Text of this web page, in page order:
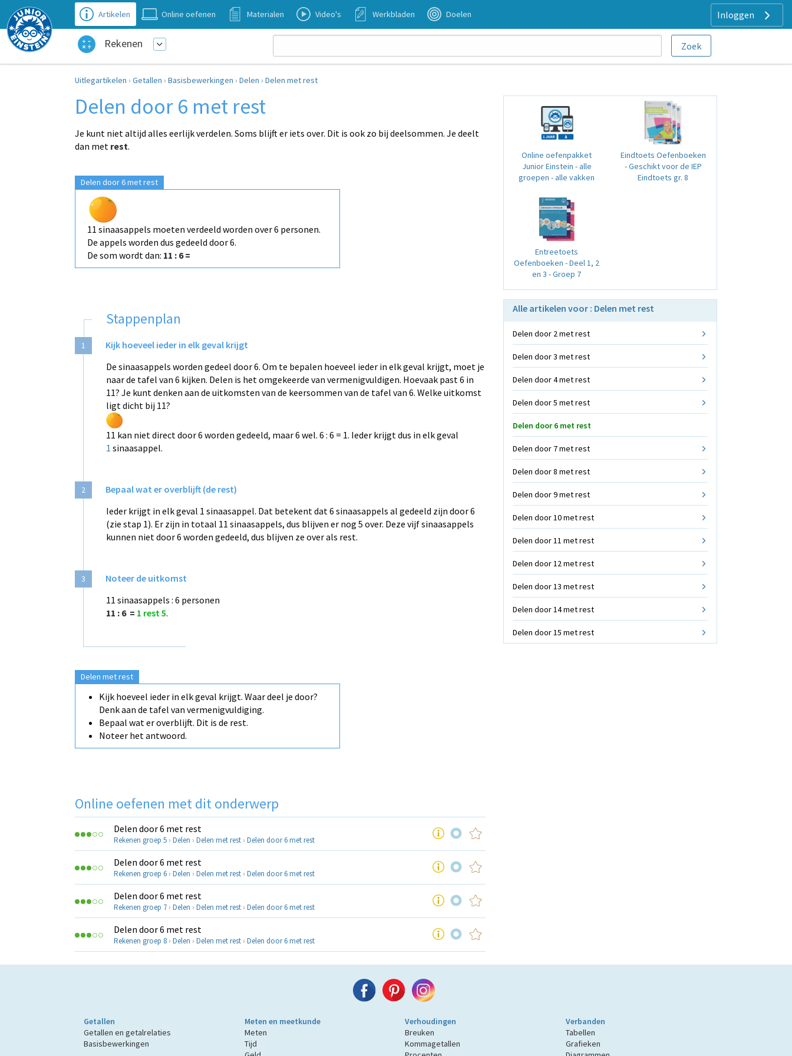
Inloggen
Artikelen Online oefenen Materialen Video's Werkbladen Doelen
Rekenen
Uitlegartikelen › Getallen › Basisbewerkingen › Delen › Delen met rest
Delen door 6 met rest
Je kunt niet altijd alles eerlijk verdelen. Soms blijft er iets over. Dit is ook zo bij deelsommen. Je deelt
dan met rest.
Delen door 6 met rest
11 sinaasappels moeten verdeeld worden over 6 personen.
De appels worden dus gedeeld door 6.
De som wordt dan: 11 : 6 =
Stappenplan
1
Kijk hoeveel ieder in elk geval krijgt
De sinaasappels worden gedeel door 6. Om te bepalen hoeveel ieder in elk geval krijgt, moet je
naar de tafel van 6 kijken. Delen is het omgekeerde van vermenigvuldigen. Hoevaak past 6 in
11? Je kunt denken aan de uitkomsten van de keersommen van de tafel van 6. Welke uitkomst
ligt dicht bij 11?
11 kan niet direct door 6 worden gedeeld, maar 6 wel. 6 : 6 = 1. Ieder krijgt dus in elk geval
1 sinaasappel.
2
Bepaal wat er overblijft (de rest)
Ieder krijgt in elk geval 1 sinaasappel. Dat betekent dat 6 sinaasappels al gedeeld zijn door 6
(zie stap 1). Er zijn in totaal 11 sinaasappels, dus blijven er nog 5 over. Deze vijf sinaasappels
kunnen niet door 6 worden gedeeld, dus blijven ze over als rest.
3
Noteer de uitkomst
11 sinaasappels : 6 personen
11 : 6 = 1 rest 5.
Delen met rest
Kijk hoeveel ieder in elk geval krijgt. Waar deel je door?
Denk aan de tafel van vermenigvuldiging.
Bepaal wat er overblijft. Dit is de rest.
Noteer het antwoord.
Online oefenen met dit onderwerp
Delen door 6 met rest
Rekenen groep 5 › Delen › Delen met rest › Delen door 6 met rest
Delen door 6 met rest
Rekenen groep 6 › Delen › Delen met rest › Delen door 6 met rest
Delen door 6 met rest
Rekenen groep 7 › Delen › Delen met rest › Delen door 6 met rest
Delen door 6 met rest
Rekenen groep 8 › Delen › Delen met rest › Delen door 6 met rest
Online oefenpakket
Junior Einstein - alle
groepen - alle vakken
Eindtoets Oefenboeken
- Geschikt voor de IEP
Eindtoets gr. 8
Entreetoets
Oefenboeken - Deel 1, 2
en 3 - Groep 7
Alle artikelen voor : Delen met rest
Delen door 2 met rest
Delen door 3 met rest
Delen door 4 met rest
Delen door 5 met rest
Delen door 6 met rest
Delen door 7 met rest
Delen door 8 met rest
Delen door 9 met rest
Delen door 10 met rest
Delen door 11 met rest
Delen door 12 met rest
Delen door 13 met rest
Delen door 14 met rest
Delen door 15 met rest
Getallen
Getallen en getalrelaties
Basisbewerkingen
Meten en meetkunde
Meten
Tijd
Verhoudingen
Breuken
Kommagetallen
Verbanden
Tabellen
Grafieken